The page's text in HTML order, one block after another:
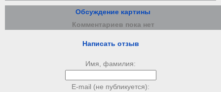
Обсуждение картины
Комментариев пока нет
Написать отзыв
Имя, фамилия:
E-mail (не публикуется):